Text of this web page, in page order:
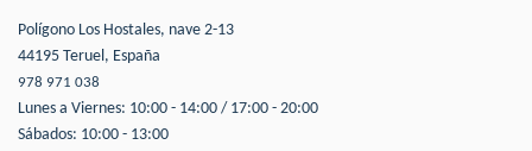
Polígono Los Hostales, nave 2-13
44195 Teruel, España
978 971 038
Lunes a Viernes: 10:00 - 14:00 / 17:00 - 20:00
Sábados: 10:00 - 13:00